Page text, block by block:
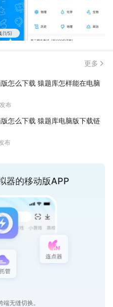
同步练习，分省份按考点做题，
查缺补漏，智能评估掌握水平。
拟题，学校期末考试题，还有最
细，解题思路清晰，全面掌握各
照考点分类整理，巩固复习不落
线辅导，听课练习同步走，还可
(1/5)
更多
怎么下载 猿题库怎样能在电脑
布
怎么下载 猿题库电脑版下载链
布
器的移动版APP
无缝切换。